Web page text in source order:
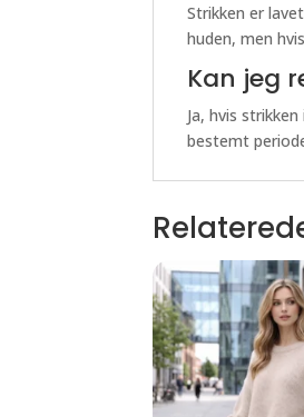
Strikken er
huden, men
Kan jeg
Ja, hvis
bestemt